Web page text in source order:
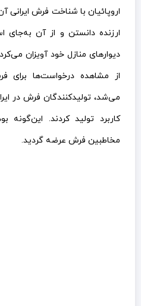
اروپائیان با شناخت فرش ایرانی
ارزنده دانستن و از آن به‌جای
دیوارهای منازل خود آویزان
از مشاهده درخواست‌ها برای
می‌شد، تولیدکنندگان فرش در
کاربرد تولید کردند.
مخاطبین فرش عرضه گردید.